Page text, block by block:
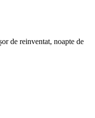
de reinventat, noapte de